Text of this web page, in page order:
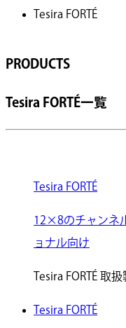
Tesira FORTÉ
PRODUCTS
Tesira FORTÉ一覧
Tesira FORTÉ
12×8のチャンネ
ョナル向け
Tesira FORTÉ 取扱
Tesira FORTÉ